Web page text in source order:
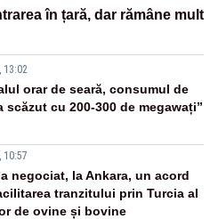
în țară, dar rămâne mult
13:02
orar de seară, consumul de
scăzut cu 200-300 de megawați”
10:57
a negociat, la Ankara, un acord
tranzitului prin Turcia al
de ovine și bovine